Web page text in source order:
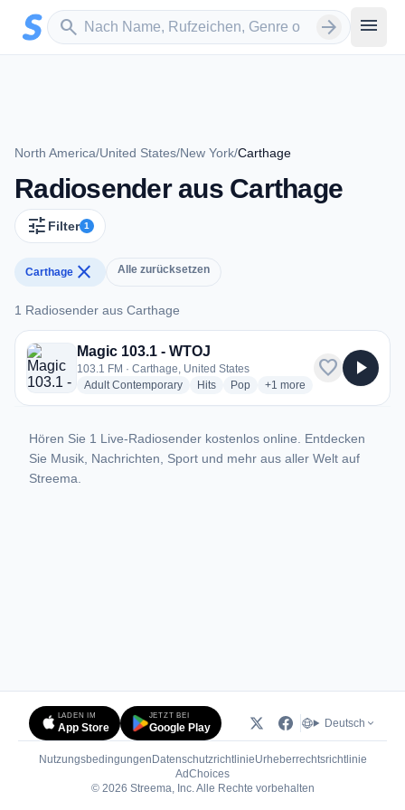
Zum Hauptinhalt springen
search
Sender suchen arrow_forward menu
North America/United States/New York/Carthage
Radiosender aus Carthage
tune Filter 1
Carthage close Alle zurücksetzen
1 Radiosender aus Carthage
1 Radiosender aus Carthage
Magic 103.1 - WTOJ
103.1 FM · Carthage, United States
Adult Contemporaryradio stations
Hitsradio stations
Popradio stations
+1 more genres for Magic
more
favorite play_arrow
Hören Sie 1 Live-Radiosender kostenlos online. Entdecken
Sie Musik, Nachrichten, Sport und mehr aus aller Welt auf
Streema.
LADEN IM
App Store
JETZT BEI
Google Play Deutsch
Nutzungsbedingungen DatenschutzrichtlinieUrheberrechtsrichtlinie
AdChoices(öffnet in neuem Tab)
© 2026 Streema, Inc. Alle Rechte vorbehalten